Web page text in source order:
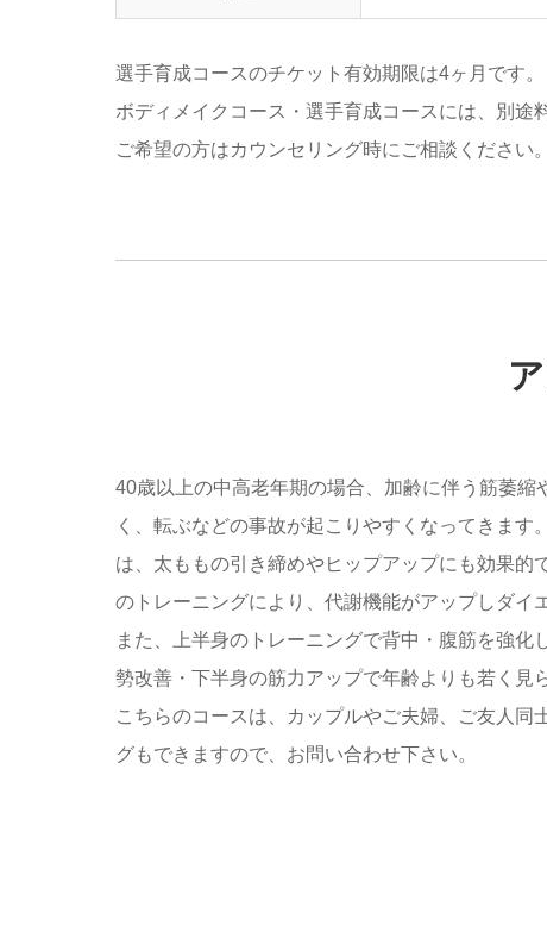
選手育成コースのチケット有効期限は4ヶ月です。
ボディメイクコース・選手育成コースには、別途
ご希望の方はカウンセリング時にご相談ください。
40歳以上の中高老年期の場合、加齢に伴う筋萎縮
く、転ぶなどの事故が起こりやすくなってきます
は、太ももの引き締めやヒップアップにも効果的
のトレーニングにより、代謝機能がアップしダイ
また、上半身のトレーニングで背中・腹筋を強化
勢改善・下半身の筋力アップで年齢よりも若く見
こちらのコースは、カップルやご夫婦、ご友人同
グもできますので、お問い合わせ下さい。